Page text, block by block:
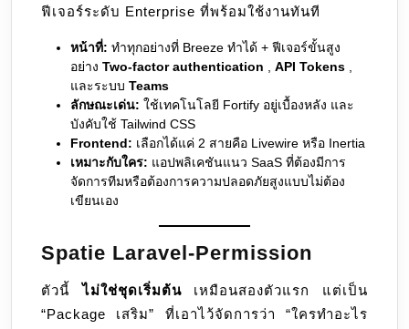
ฟีเจอร์ระดับ Enterprise ที่พร้อมใช้งานทันที
หน้าที่: ทำทุกอย่างที่ Breeze ทำได้ + ฟีเจอร์ขั้นสูง
อย่าง Two-factor authentication , API Tokens ,
และระบบ Teams
ลักษณะเด่น: ใช้เทคโนโลยี Fortify อยู่เบื้องหลัง และ
บังคับใช้ Tailwind CSS
Frontend: เลือกได้แค่ 2 สายคือ Livewire หรือ Inertia
เหมาะกับใคร: แอปพลิเคชันแนว SaaS ที่ต้องมีการ
จัดการทีมหรือต้องการความปลอดภัยสูงแบบไม่ต้อง
เขียนเอง
Spatie Laravel-Permission
ตัวนี้ไม่ใช่ชุดเริ่มต้นเหมือนสองตัวแรก แต่เป็น
“Package เสริม” ที่เอาไว้จัดการว่า “ใครทำอะไร